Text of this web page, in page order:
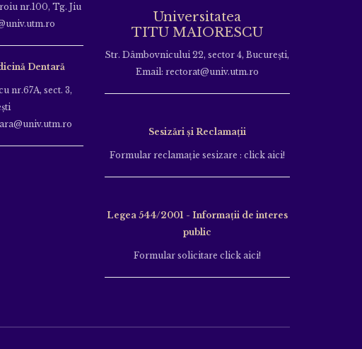
nr.100, Tg. Jiu
Dentară
nr.67A, sect. 3,
Universitatea
TITU MAIORESCU
Str. Dâmbovnicului 22, sector 4, București,
Email: rectorat@univ.utm.ro
Sesizări și Reclamații
Formular reclamație sesizare : click aici!
Legea 544/2001 - Informații de interes
public
Formular solicitare click aici!